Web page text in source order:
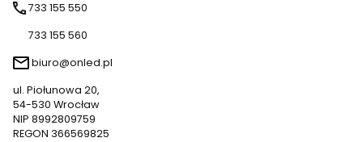
733 155 550
733 155 560
biuro@onled.pl
ul. Piołunowa 20,
54-530 Wrocław
NIP 8992809759
REGON 366569825